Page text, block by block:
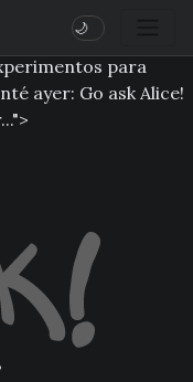
en casa 2) El link
FAQs sobre salud,
para
ayer: Go ask Alice!
🌙